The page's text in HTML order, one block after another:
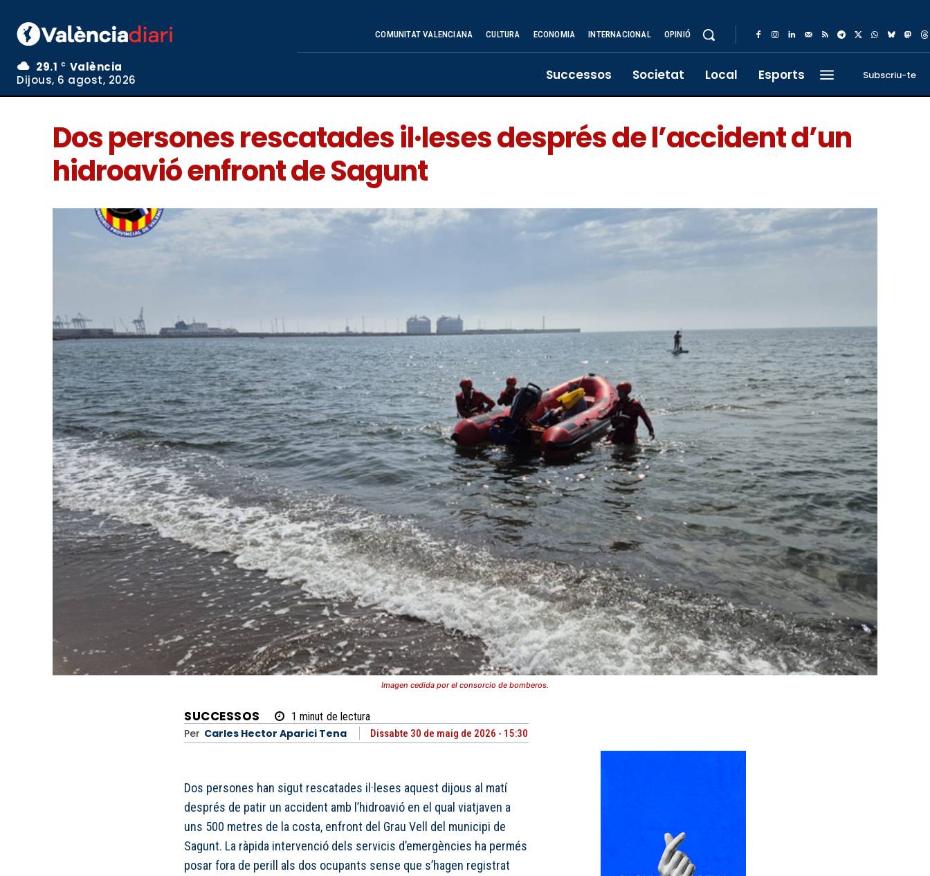
29.1 C
València
Dijous, 6 agost, 2026
COMUNITAT VALENCIANA CULTURA ECONOMIA INTERNACIONAL OPINIÓ
Successos Societat Local Esports Subscriu-te
Dos persones rescatades il·leses després de l’accident d’un
hidroavió enfront de Sagunt
Imagen cedida por el consorcio de bomberos.
SUCCESSOS 1 minut de lectura
Per Carles Hector Aparici Tena Dissabte 30 de maig de 2026 - 15:30
Dos persones han sigut rescatades il·leses aquest dijous al matí
després de patir un accident amb l’hidroavió en el qual viatjaven a
uns 500 metres de la costa, enfront del Grau Vell del municipi de
Sagunt. La ràpida intervenció dels servicis d’emergències ha permés
posar fora de perill als dos ocupants sense que s’hagen registrat